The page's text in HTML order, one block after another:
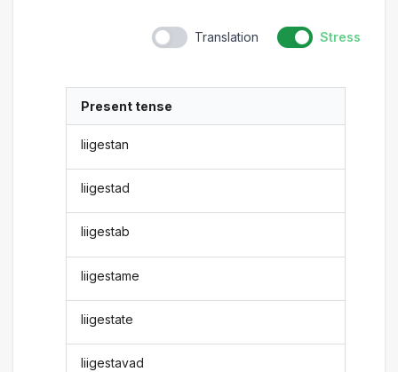
Translation Stress
Present tense
liigestan
liigestad
liigestab
liigestame
liigestate
liigestavad